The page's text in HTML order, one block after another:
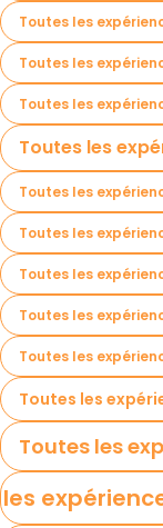
Toutes les
Toutes les
Toutes les
Toutes les
Toutes les
Toutes les
Toutes les
Toutes les
Toutes les
Toutes les
Toutes les